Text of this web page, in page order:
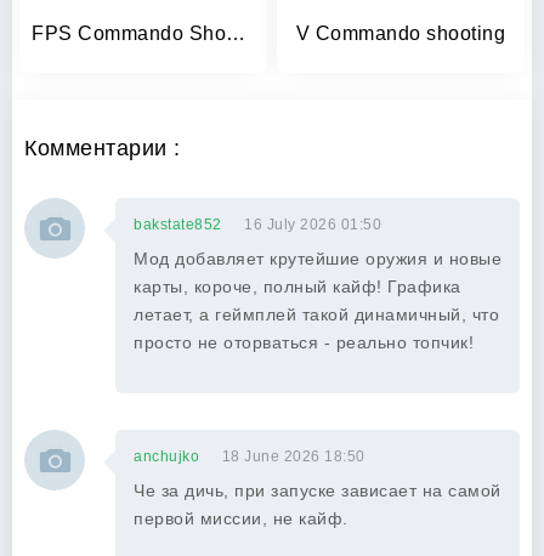
FPS Commando Shooting Games 3D V Commando shooting
Комментарии :
bakstate852 16 July 2026 01:50
Мод добавляет крутейшие оружия и новые
карты, короче, полный кайф! Графика
летает, а геймплей такой динамичный, что
просто не оторваться - реально топчик!
anchujko 18 June 2026 18:50
Че за дичь, при запуске зависает на самой
первой миссии, не кайф.